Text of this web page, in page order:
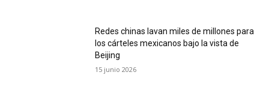
Redes chinas lavan miles de millones para
los cárteles mexicanos bajo la vista de
Beijing
15 junio 2026